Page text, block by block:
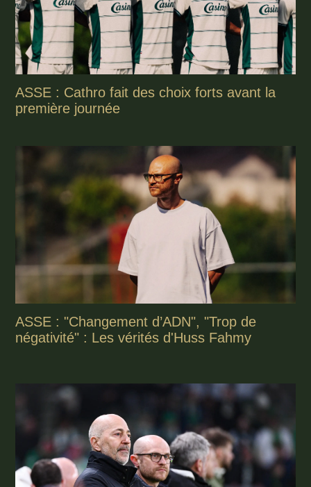
ASSE : Cathro fait des choix forts avant la
première journée
ASSE : "Changement d’ADN", "Trop de
négativité" : Les vérités d'Huss Fahmy